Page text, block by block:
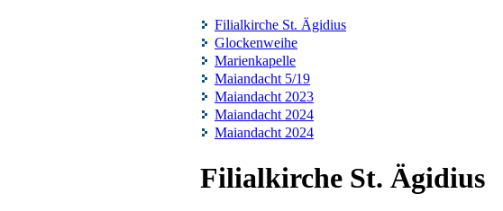
Filialkirche St. Ägidius
Glockenweihe
Marienkapelle
Maiandacht 5/19
Maiandacht 2023
Maiandacht 2024
Maiandacht 2024
Filialkirche St. Ägidius